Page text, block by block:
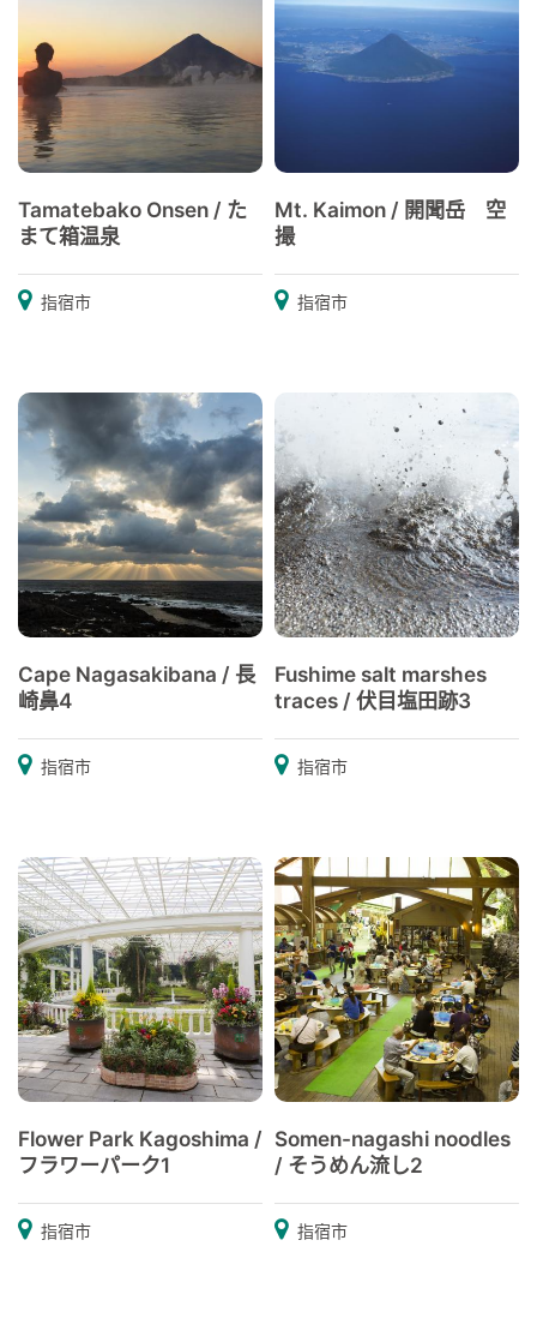
Tamatebako Onsen / た
まて箱温泉
指宿市
Mt. Kaimon / 開聞岳 空
撮
指宿市
Cape Nagasakibana / 長
崎鼻4
指宿市
Fushime salt marshes
traces / 伏目塩田跡3
指宿市
Flower Park Kagoshima /
フラワーパーク1
指宿市
Somen-nagashi noodles
/ そうめん流し2
指宿市